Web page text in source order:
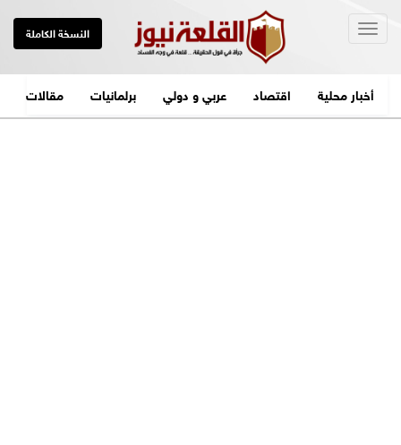
النسخة الكاملة
أخبار محلية اقتصاد عربي و دولي برلمانيات مقالات